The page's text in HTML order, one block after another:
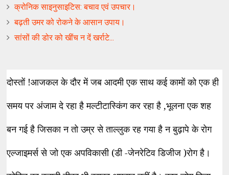
क्रोनिक साइनुसाइटिस: बचाव एवं उपचार।
बढ़ती उमर को रोकने के आसान उपाय।
सांसों की डोर को खींच न दें खर्राटे...
दोस्तों !आजकल के दौर में जब आदमी एक साथ कई कामों को एक ही
समय पर अंजाम दे रहा है मल्टीटास्किंग कर रहा है ,भूलना एक शह
बन गई है जिसका न तो उम्र से ताल्लुक रह गया है न बुढ़ापे के रोग
एल्जाइमर्स से जो एक अपविकासी (डी -जेनरेटिव डिजीज )रोग है।